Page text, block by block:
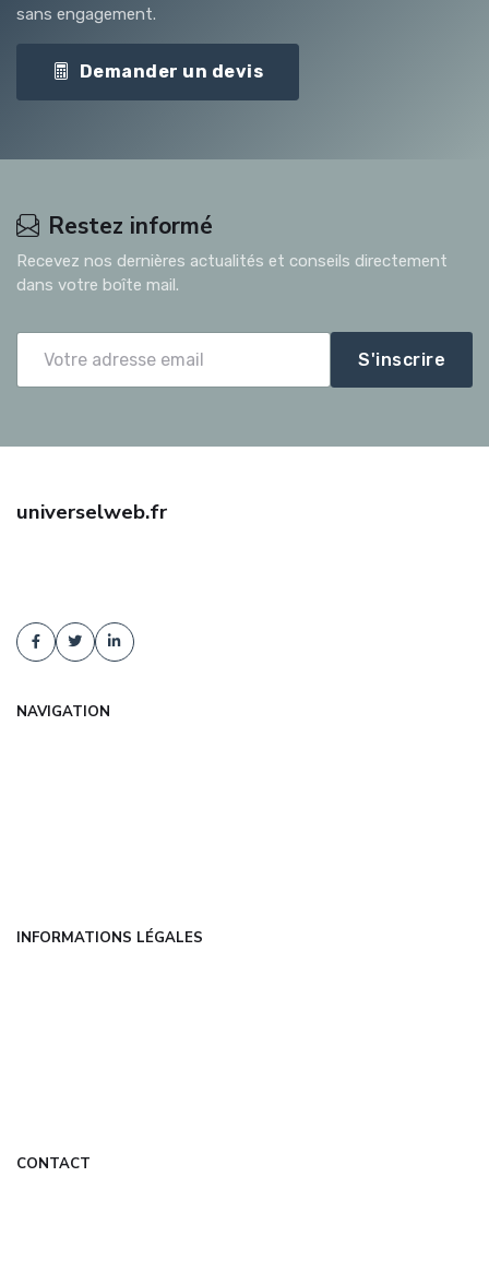
sans engagement.
Demander un devis
Restez informé
Recevez nos dernières actualités et conseils directement
dans votre boîte mail.
S'inscrire
universelweb.fr
NAVIGATION
INFORMATIONS LÉGALES
CONTACT